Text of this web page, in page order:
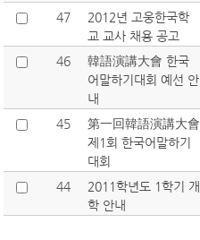
47
2012년 고웅한국학
교 교사 채용 공고
46
韓語演講大會 한국
어말하기대회 예선 안
내
45
第一回韓語演講大會
제1회 한국어말하기
대회
44
2011학년도 1학기 개
학 안내